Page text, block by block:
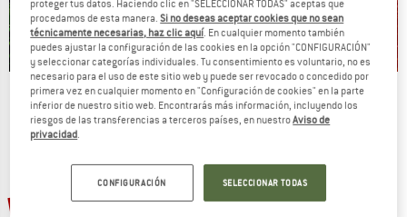
Our summer sale enters its next
phase
TO THE SALE
proteger tus datos. Haciendo clic en "SELECCIONAR TODAS" aceptas que
procedamos de esta manera.Si no deseas aceptar cookies que no sean
técnicamente necesarias, haz clic aquí. En cualquier momento también
puedes ajustar la configuración de las cookies en la opción "CONFIGURACIÓN"
y seleccionar categorías individuales. Tu consentimiento es voluntario, no es
necesario para el uso de este sitio web y puede ser revocado o concedido por
primera vez en cualquier momento en "Configuración de cookies" en la parte
inferior de nuestro sitio web. Encontrarás más información, incluyendo los
riesgos de las transferencias a terceros países, en nuestroAviso de
privacidad
CONFIGURACIÓN SELECCIONAR TODAS